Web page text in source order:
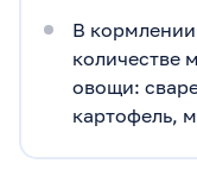
В
количестве
овощи:
картофель,